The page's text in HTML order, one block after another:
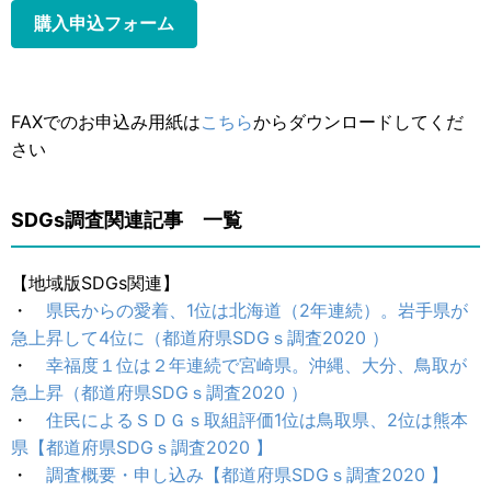
購入申込フォーム
FAXでのお申込み用紙はこちらからダウンロードしてくだ
さい
SDGs調査関連記事 一覧
【地域版SDGs関連】
・ 県民からの愛着、1位は北海道（2年連続）。岩手県が
急上昇して4位に（都道府県SDGｓ調査2020 ）
・ 幸福度１位は２年連続で宮崎県。沖縄、大分、鳥取が
急上昇（都道府県SDGｓ調査2020 ）
・ 住民によるＳＤＧｓ取組評価1位は鳥取県、2位は熊本
県【都道府県SDGｓ調査2020 】
・ 調査概要・申し込み【都道府県SDGｓ調査2020 】